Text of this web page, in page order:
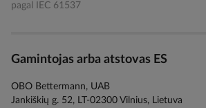
pagal IEC 61537
Gamintojas arba atstovas ES
OBO Bettermann, UAB
Jankiškių g. 52, LT-02300 Vilnius, Lietuva